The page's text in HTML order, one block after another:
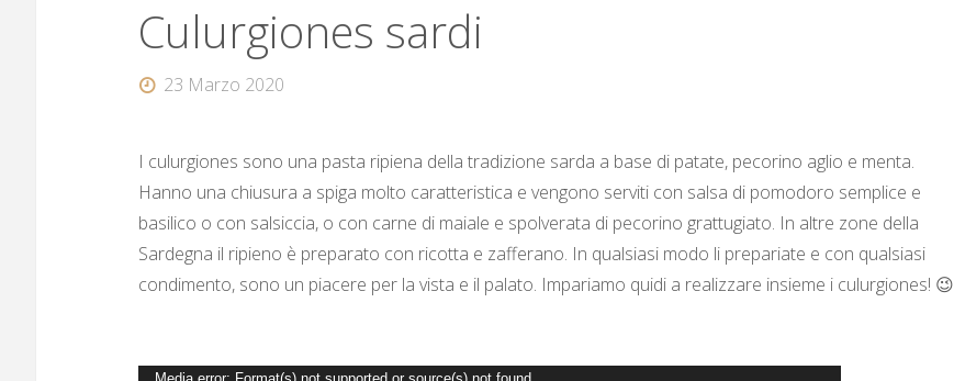
Culurgiones sardi
23 Marzo 2020
I culurgiones sono una pasta ripiena della tradizione sarda a base di patate, pecorino aglio e menta.
Hanno una chiusura a spiga molto caratteristica e vengono serviti con salsa di pomodoro semplice e
basilico o con salsiccia, o con carne di maiale e spolverata di pecorino grattugiato. In altre zone della
Sardegna il ripieno è preparato con ricotta e zafferano. In qualsiasi modo li prepariate e con qualsiasi
condimento, sono un piacere per la vista e il palato. Impariamo quidi a realizzare insieme i culurgiones! 😉